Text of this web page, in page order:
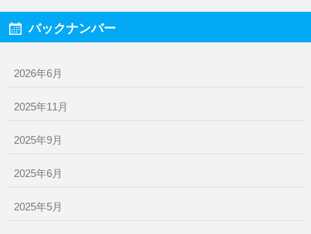
バックナンバー
2026年6月
2025年11月
2025年9月
2025年6月
2025年5月